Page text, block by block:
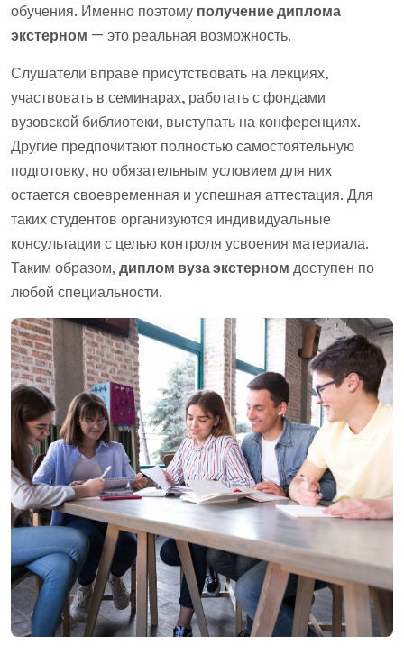
обучения. Именно поэтому получение диплома
экстерном — это реальная возможность.
Слушатели вправе присутствовать на лекциях,
участвовать в семинарах, работать с фондами
вузовской библиотеки, выступать на конференциях.
Другие предпочитают полностью самостоятельную
подготовку, но обязательным условием для них
остается своевременная и успешная аттестация. Для
таких студентов организуются индивидуальные
консультации с целью контроля усвоения материала.
Таким образом,диплом вуза экстерном доступен по
любой специальности.